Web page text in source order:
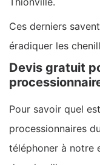
Ces derniers
éradiquer les
Devis gratuit
Pour savoir quel
processionnaires
téléphoner à notre